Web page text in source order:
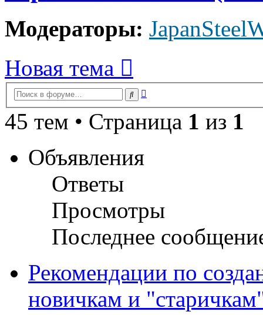
Модераторы:
Новая тема
Поиск
45 тем • Страница 1 из 1
Объявления
Ответы
Просмотры
Последнее
Рекомендации по
новичкам и